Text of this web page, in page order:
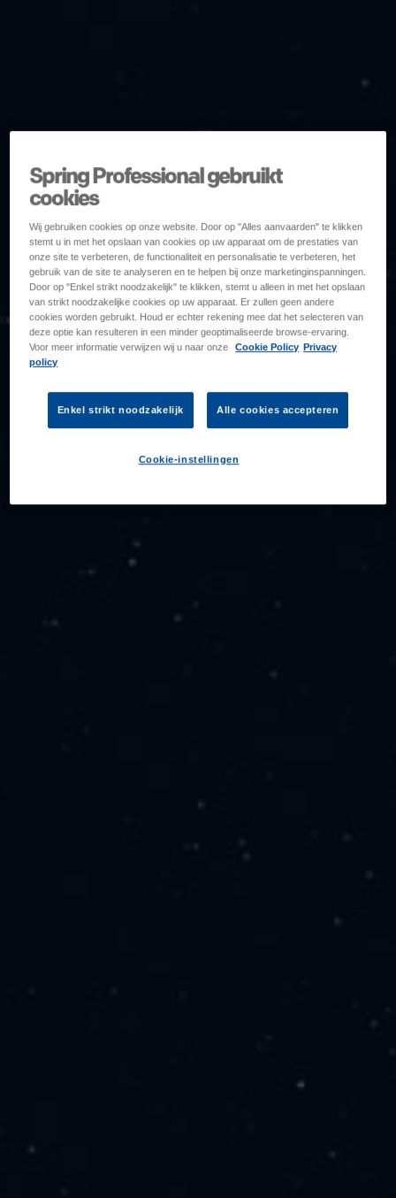
Spring Professional gebruikt
cookies
Wij gebruiken cookies op onze website. Door op "Alles aanvaarden" te klikken
stemt u in met het opslaan van cookies op uw apparaat om de prestaties van
onze site te verbeteren, de functionaliteit en personalisatie te verbeteren, het
gebruik van de site te analyseren en te helpen bij onze marketinginspanningen.
Door op "Enkel strikt noodzakelijk" te klikken, stemt u alleen in met het opslaan
van strikt noodzakelijke cookies op uw apparaat. Er zullen geen andere
cookies worden gebruikt. Houd er echter rekening mee dat het selecteren van
deze optie kan resulteren in een minder geoptimaliseerde browse-ervaring.
Voor meer informatie verwijzen wij u naar onze
Cookie Policy Privacy
policy
Enkel strikt noodzakelijk Alle cookies accepteren
Cookie-instellingen